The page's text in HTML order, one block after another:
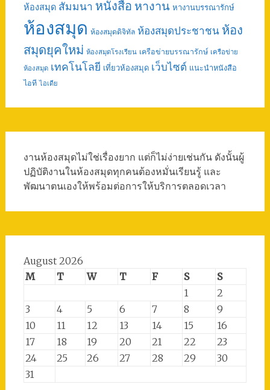
ห้องสมุด สัมมนา หนังสือ หางาน หางานบรรณารักษ์
ห้องสมุด ห้องสมุดดิจิทัล ห้องสมุดประชาชน ห้อง
สมุดยุคใหม่ ห้องสมุดโรงเรียน เครือข่ายบรรณารักษ์ เครือข่าย
ห้องสมุด เทคโนโลยี เที่ยวห้องสมุด เว็บไซต์ แนะนำหนังสือ
ไอที ไอเดีย
งานห้องสมุดไม่ใช่เรื่องยาก แต่ก็ไม่ง่ายเช่นกัน ดังนั้นผู้
ปฏิบัติงานในห้องสมุดทุกคนต้องหมั่นเรียนรู้ และ
พัฒนาตนเองให้พร้อมต่อการให้บริการตลอดเวลา
August 2026
M
T W T F S
S
1
2
3
4 5 6 7 8
9
10
11 12 13 14 15
16
17
18 19 20 21 22
23
24
25 26 27 28 29
30
31